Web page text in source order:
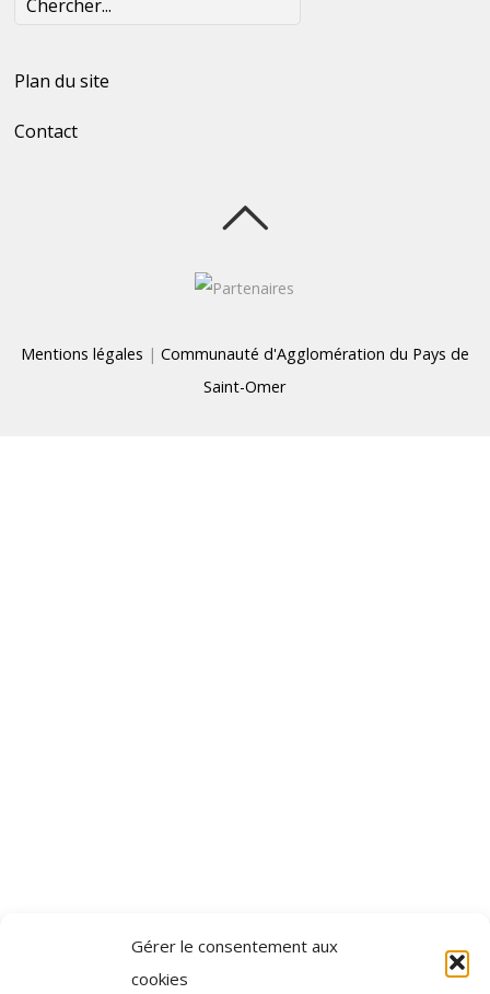
Gérer le consentement aux
cookies
Plan du site
Contact
Mentions légales | Communauté d'Agglomération du Pays de
Saint-Omer